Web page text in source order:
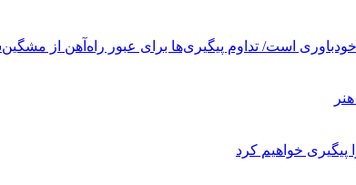
است/ تداوم پیگیری‌ها برای عبور راه‌آهن از
پیگیری خواهیم کرد